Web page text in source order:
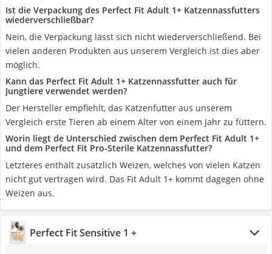
Ist die Verpackung des Perfect Fit Adult 1+ Katzennassfutters
wiederverschließbar?
Nein, die Verpackung lässt sich nicht wiederverschließend. Bei
vielen anderen Produkten aus unserem Vergleich ist dies aber
möglich.
Kann das Perfect Fit Adult 1+ Katzennassfutter auch für
Jungtiere verwendet werden?
Der Hersteller empfiehlt, das Katzenfutter aus unserem
Vergleich erste Tieren ab einem Alter von einem Jahr zu füttern.
Worin liegt de Unterschied zwischen dem Perfect Fit Adult 1+
und dem Perfect Fit Pro-Sterile Katzennassfutter?
Letzteres enthält zusätzlich Weizen, welches von vielen Katzen
nicht gut vertragen wird. Das Fit Adult 1+ kommt dagegen ohne
Weizen aus.
Perfect Fit Sensitive 1 +